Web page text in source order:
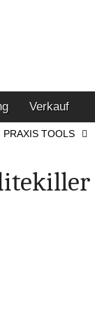
Verkauf
PRAXIS TOOLS